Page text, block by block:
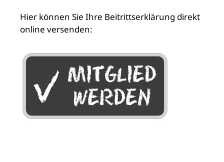
Hier können Sie Ihre Beitrittserklärung direkt
online versenden: